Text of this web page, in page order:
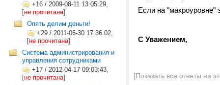
+16 / 2009-08-11 13:05:29,
[не прочитана]
Опять делим деньги!
+29 / 2011-06-30 17:36:02,
[не прочитана]
Система администрирования и
управления сотрудниками
+17 / 2012-04-17 09:03:43,
[не прочитана]
Если на "макроуровне"
С Уважением,
[Показать все ответы на